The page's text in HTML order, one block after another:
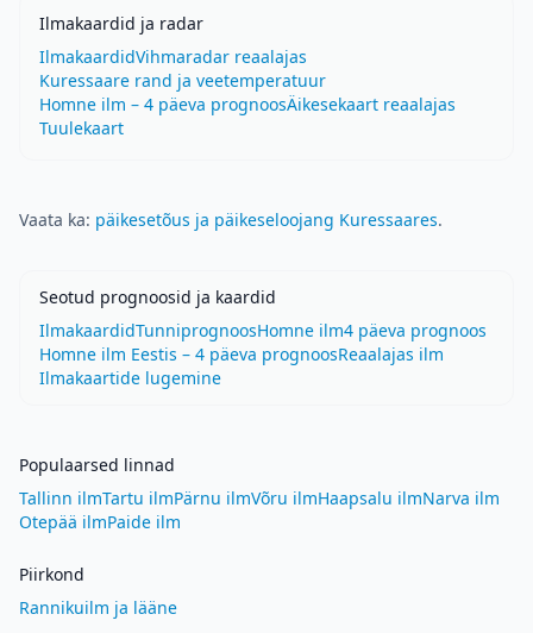
Ilmakaardid ja radar
IlmakaardidVihmaradar reaalajas
Kuressaare rand ja veetemperatuur
Homne ilm – 4 päeva prognoosÄikesekaart reaalajas
Tuulekaart
Vaata ka: päikesetõus ja päikeseloojang Kuressaares.
Seotud prognoosid ja kaardid
IlmakaardidTunniprognoosHomne ilm4 päeva prognoos
Homne ilm Eestis – 4 päeva prognoosReaalajas ilm
Ilmakaartide lugemine
Populaarsed linnad
Tallinn ilmTartu ilmPärnu ilmVõru ilmHaapsalu ilmNarva ilm
Otepää ilmPaide ilm
Piirkond
Rannikuilm ja lääne